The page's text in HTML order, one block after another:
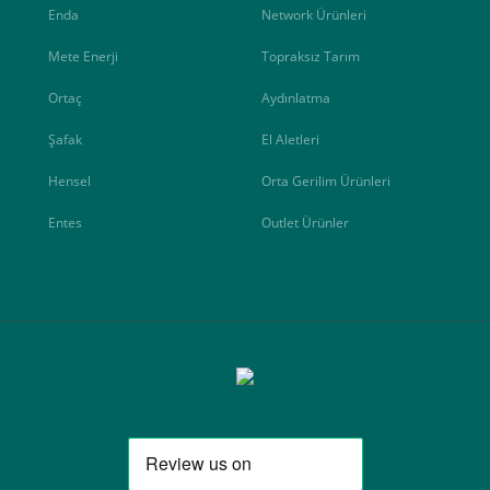
Enda
Mete Enerji
Ortaç
Şafak
Hensel
Entes
Network Ürünleri
Topraksız Tarım
Aydınlatma
El Aletleri
Orta Gerilim Ürünleri
Outlet Ürünler